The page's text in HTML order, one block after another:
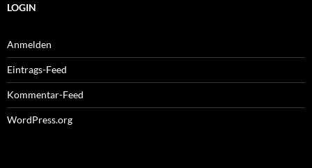
LOGIN
Anmelden
Eintrags-Feed
Kommentar-Feed
WordPress.org